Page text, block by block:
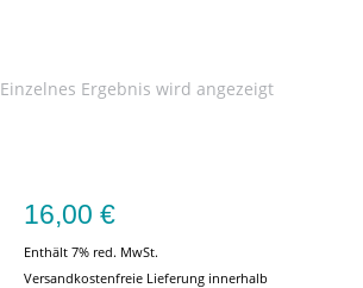
Einzelnes Ergebnis wird angezeigt
16,00 €
Enthält 7% red. MwSt.
Versandkostenfreie Lieferung innerhalb